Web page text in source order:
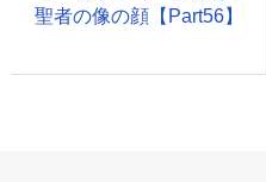
聖者の像の顔【Part56】